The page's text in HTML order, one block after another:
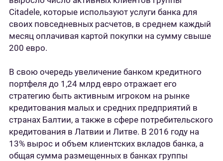
Citadele, которые используют услуги банка для
своих повседневных расчетов, в среднем каждый
месяц оплачивая картой покупки на сумму свыше
200 евро.
В свою очередь увеличение банком кредитного
портфеля до 1,24 млрд евро отражает его
стратегию быть активным игроком на рынке
кредитования малых и средних предприятий в
странах Балтии, а также в сфере потребительского
кредитования в Латвии и Литве. В 2016 году на
13% вырос и объем клиентских вкладов банка, а
общая сумма размещенных в банках группы